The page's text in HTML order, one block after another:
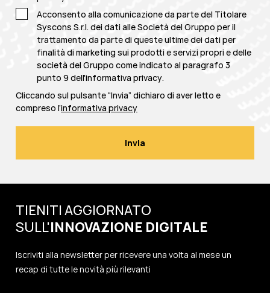
Acconsento alla comunicazione da parte del Titolare
Syscons S.r.l. dei dati alle Società del Gruppo per il
trattamento da parte di queste ultime dei dati per
finalità di marketing sui prodotti e servizi propri e delle
società del Gruppo come indicato al paragrafo 3
punto 9 dell'informativa privacy.
Cliccando sul pulsante “Invia” dichiaro di aver letto e
compreso l’informativa privacy
TIENITI AGGIORNATO
SULL'INNOVAZIONE DIGITALE
Iscriviti alla newsletter per ricevere una volta al mese un
recap di tutte le novità più rilevanti